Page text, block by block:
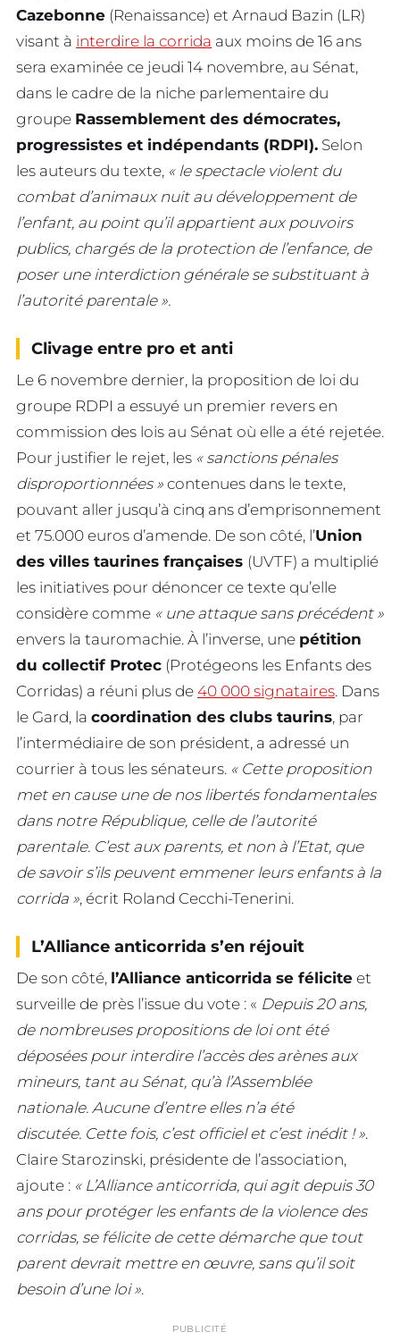
Cazebonne (Renaissance) et Arnaud Bazin (LR)
visant à interdire la corrida aux moins de 16 ans
sera examinée ce jeudi 14 novembre, au Sénat,
dans le cadre de la niche parlementaire du
groupe Rassemblement des démocrates,
progressistes et indépendants (RDPI). Selon
les auteurs du texte, « le spectacle violent du
combat d’animaux nuit au développement de
l’enfant, au point qu’il appartient aux pouvoirs
publics, chargés de la protection de l’enfance, de
poser une interdiction générale se substituant à
l’autorité parentale ».
Clivage entre pro et anti
Le 6 novembre dernier, la proposition de loi du
groupe RDPI a essuyé un premier revers en
commission des lois au Sénat où elle a été rejetée.
Pour justifier le rejet, les « sanctions pénales
disproportionnées » contenues dans le texte,
pouvant aller jusqu’à cinq ans d’emprisonnement
et 75.000 euros d’amende. De son côté, l’Union
des villes taurines françaises (UVTF) a multiplié
les initiatives pour dénoncer ce texte qu’elle
considère comme « une attaque sans précédent »
envers la tauromachie. À l’inverse, une pétition
du collectif Protec (Protégeons les Enfants des
Corridas) a réuni plus de 40 000 signataires. Dans
le Gard, la coordination des clubs taurins, par
l’intermédiaire de son président, a adressé un
courrier à tous les sénateurs. « Cette proposition
met en cause une de nos libertés fondamentales
dans notre République, celle de l’autorité
parentale. C’est aux parents, et non à l’Etat, que
de savoir s’ils peuvent emmener leurs enfants à la
corrida », écrit Roland Cecchi-Tenerini.
L’Alliance anticorrida s’en réjouit
De son côté, l’Alliance anticorrida se félicite et
surveille de près l’issue du vote : « Depuis 20 ans,
de nombreuses propositions de loi ont été
déposées pour interdire l’accès des arènes aux
mineurs, tant au Sénat, qu’à l’Assemblée
nationale. Aucune d’entre elles n’a été
discutée. Cette fois, c’est officiel et c’est inédit ! ».
Claire Starozinski, présidente de l’association,
ajoute : « L’Alliance anticorrida, qui agit depuis 30
ans pour protéger les enfants de la violence des
corridas, se félicite de cette démarche que tout
parent devrait mettre en œuvre, sans qu’il soit
besoin d’une loi ».
PUBLICITÉ